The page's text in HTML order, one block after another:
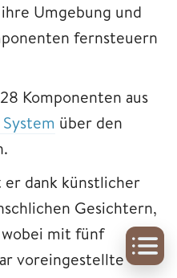
Umgebung und
fernsteuern
Komponenten aus
über den
dank künstlicher
Gesichtern,
mit fünf
voreingestellte